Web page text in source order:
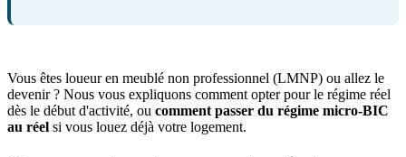
Vous êtes loueur en meublé non professionnel (LMNP) ou allez le
devenir ? Nous vous expliquons comment opter pour le régime réel
dès le début d'activité, ou comment passer du régime micro-BIC
au réel si vous louez déjà votre logement.